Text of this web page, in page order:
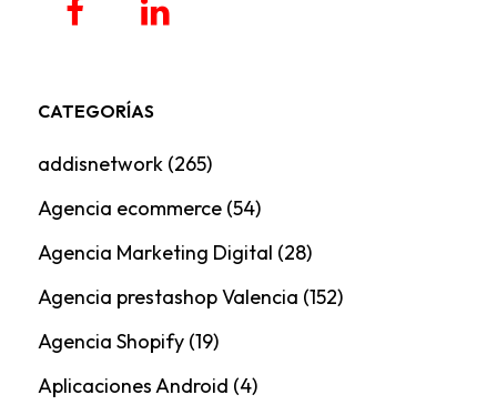
CATEGORÍAS
addisnetwork(265)
Agencia ecommerce(54)
Agencia Marketing Digital (28)
Agencia prestashop Valencia (152)
Agencia Shopify(19)
Aplicaciones Android (4)